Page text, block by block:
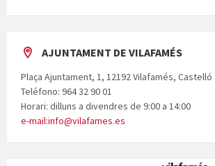
AJUNTAMENT DE VILAFAMÉS
Plaça Ajuntament, 1, 12192 Vilafamés, Castelló
Teléfono: 964 32 90 01
Horari: dilluns a divendres de 9:00 a 14:00
e-mail:info@vilafames.es